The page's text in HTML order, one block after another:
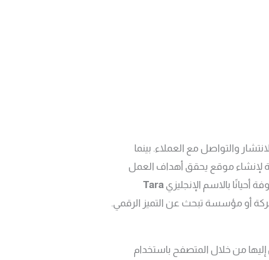
والتواصل مع العملاء. بينما
لإنشاء موقع يحقق أهداف العمل
أحيانًا بالاسم الإنجليزيTara
شركة أو مؤسسة تبحث عن التميز الرقمي.
من خلال المتصفح باستخدام